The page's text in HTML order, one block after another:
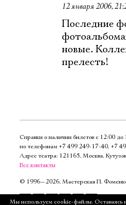
12 января 2006,
Последние
новые.
прелесть!
Справки о наличии билетов с 12:00 до
по телефонам +7 499 249‑17‑40, +7
Адрес театра: 121165, Москва,
Все контакты
© 1996—2026, Мастерская П.
Мы используем cookie-файлы. Оставаясь